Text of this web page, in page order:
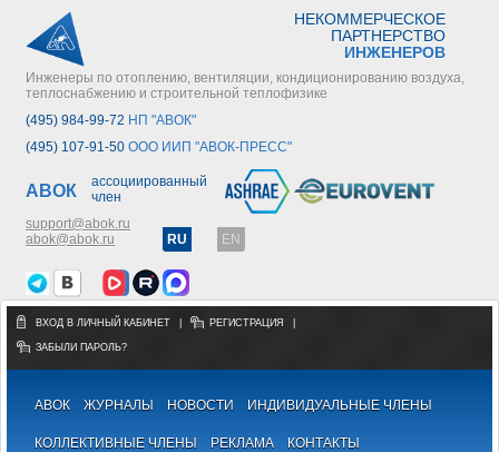
НЕКОММЕРЧЕСКОЕ
ПАРТНЕРСТВО
ИНЖЕНЕРОВ
Инженеры по отоплению, вентиляции, кондиционированию воздуха,
теплоснабжению и строительной теплофизике
(495) 984-99-72 НП "АВОК"
(495) 107-91-50 ООО ИИП "АВОК-ПРЕСС"
АВОК
ассоциированный
член
support@abok.ru
abok@abok.ru
RU EN
ВХОД В ЛИЧНЫЙ КАБИНЕТ РЕГИСТРАЦИЯ
ЗАБЫЛИ ПАРОЛЬ?
АВОК ЖУРНАЛЫ НОВОСТИ ИНДИВИДУАЛЬНЫЕ ЧЛЕНЫ
КОЛЛЕКТИВНЫЕ ЧЛЕНЫ РЕКЛАМА КОНТАКТЫ